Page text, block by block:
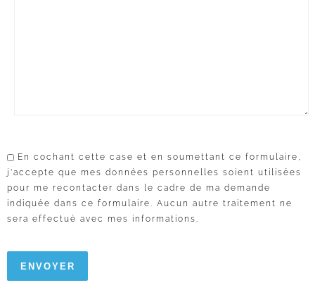
En cochant cette case et en soumettant ce formulaire,
j'accepte que mes données personnelles soient utilisées
pour me recontacter dans le cadre de ma demande
indiquée dans ce formulaire. Aucun autre traitement ne
sera effectué avec mes informations.